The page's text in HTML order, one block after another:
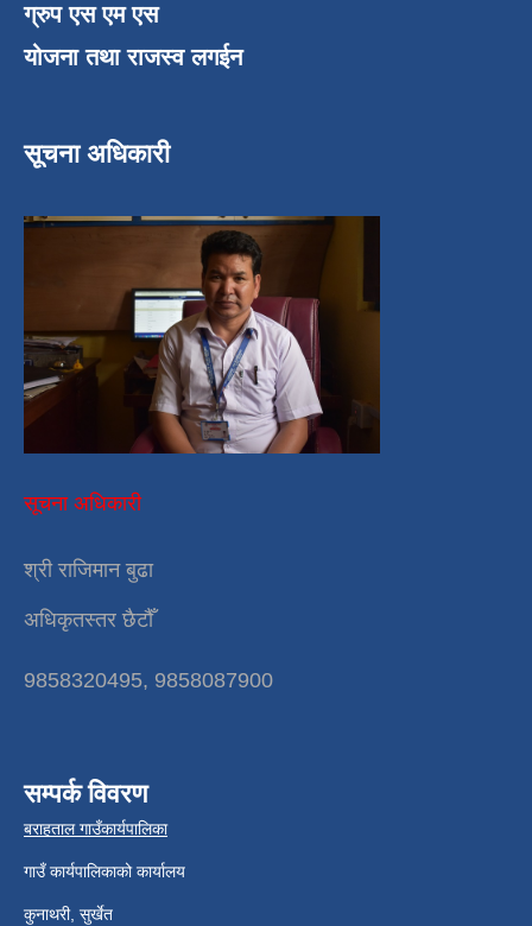
ग्रुप एस एम एस
योजना तथा राजस्व लगईन
सूचना अधिकारी
सूचना अधिकारी
श्री राजिमान बुढा
अधिकृतस्तर छैटौँ
9858320495, 9858087900
सम्पर्क विवरण
बराहताल गाउँकार्यपालिका
गाउँ कार्यपालिकाको कार्यालय
कुनाथरी, सुर्खेत